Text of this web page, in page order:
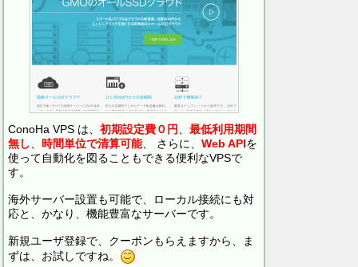
ConoHa VPS は、 初期設定費０円
最低利用期間
無し
時間単位で清算可能、 さらに、 Web APIを
使って自動化を図ることもできる便利なVPSで
す。
海外サーバー設置も可能で、ローカル接続にも対
応と、かなり、機能豊富なサーバーです。
新規ユーザ登録で、クーポンもらえますから、ま
ずは、お試しですね。